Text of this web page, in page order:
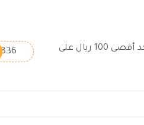
كود خصم المنيع بنسبة 5% بحد أقصى 100 ريال على
A836